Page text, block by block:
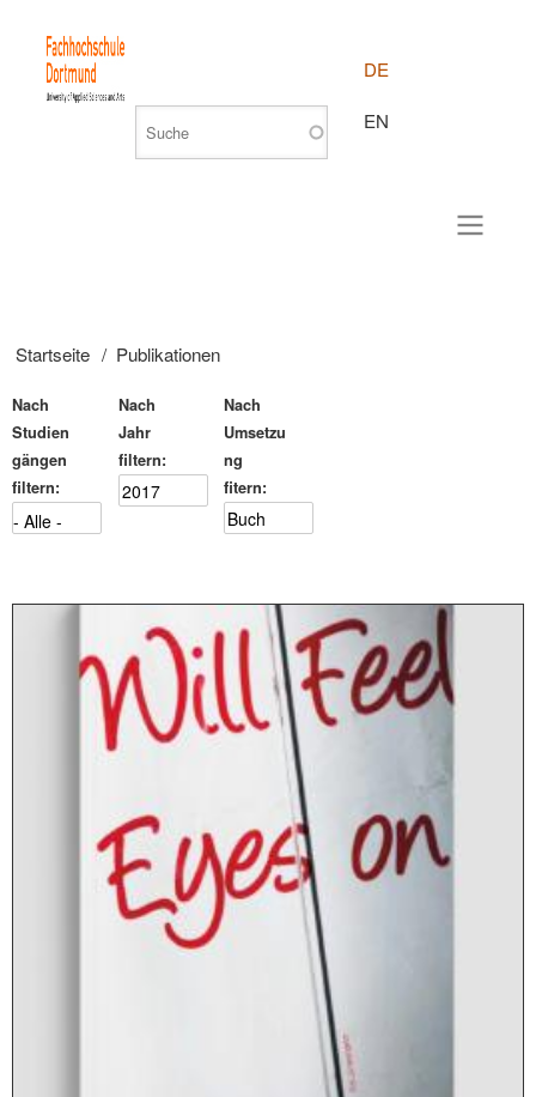
DE
EN
Pfadnavigation
Startseite Publikationen
Nach
Studien
gängen
filtern
Nach
Jahr
filtern
Nach
Umsetzu
ng
fitern